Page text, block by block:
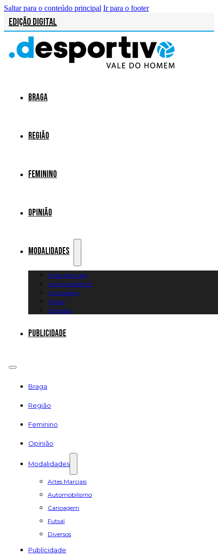
Saltar para o conteúdo principal Ir para o footer
Edição Digital
Braga
Região
Feminino
Opinião
Modalidades
Artes Marciais
Automobilismo
Canoagem
Futsal
Diversos
Publicidade
Braga
Região
Feminino
Opinião
Modalidades
Artes Marciais
Automobilismo
Canoagem
Futsal
Diversos
Publicidade